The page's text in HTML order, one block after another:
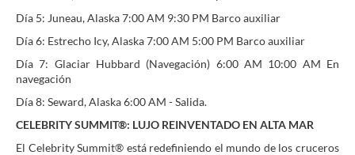
Día 5: Juneau, Alaska 7:00 AM 9:30 PM Barco auxiliar
Día 6: Estrecho Icy, Alaska 7:00 AM 5:00 PM Barco auxiliar
Día 7: Glaciar Hubbard (Navegación) 6:00 AM 10:00 AM En
navegación
Día 8: Seward, Alaska 6:00 AM - Salida.
CELEBRITY SUMMIT®: LUJO REINVENTADO EN ALTA MAR
El Celebrity Summit® está redefiniendo el mundo de los cruceros